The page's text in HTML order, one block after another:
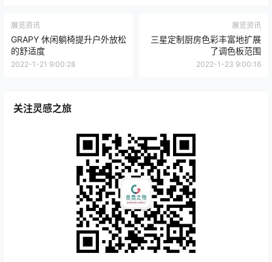
展览资讯
GRAPY 休闲躺椅提升户外放松
的舒适度
2022-1-21 9:00:28
展览资讯
三星定制厨房色彩丰富地扩展
了调色板范围
2022-1-23 9:00:16
关注灵感之旅